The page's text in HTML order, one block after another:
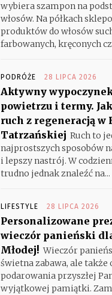
wybiera szampon na
włosów. Na półkach
produktów do włosów
farbowanych, kręconych
PODRÓŻE 28 LIPCA 2026
Aktywny
powietrzu i termy. Jak
ruch z regeneracją w
Tatrzańskiej Ruch to
najprostszych sposobów
i lepszy nastrój. W
trudno jednak znaleźć na...
LIFESTYLE 28 LIPCA 2026
Personalizowane
wieczór panieński
Młodej! Wieczór
świetna zabawa, ale także
podarowania przyszłej
wyjątkowej pamiątki.